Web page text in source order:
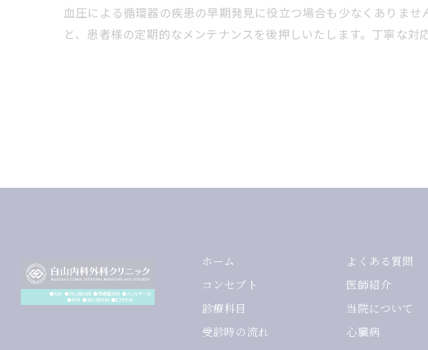
血圧による循環器の疾患の早期発見に役立つ場合も少なくありま
と、患者様の定期的なメンテナンスを後押しいたします。丁寧な
ホーム
コンセプト
診療科目
受診時の流れ
よくある質問
医師紹介
当院について
心臓病